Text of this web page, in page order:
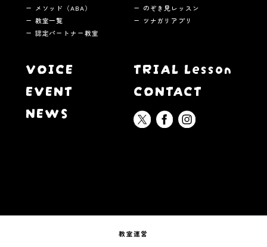
メソッド（ABA）
教室一覧
認定パートナー教室
のぞき見レッスン
ツナガリアプリ
VOICE
EVENT
NEWS
TRIAL Lesson
CONTACT
教室運営